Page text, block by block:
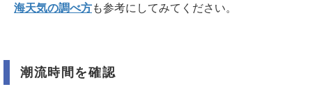
海天気の調べ方も参考にしてみてください。
潮流時間を確認